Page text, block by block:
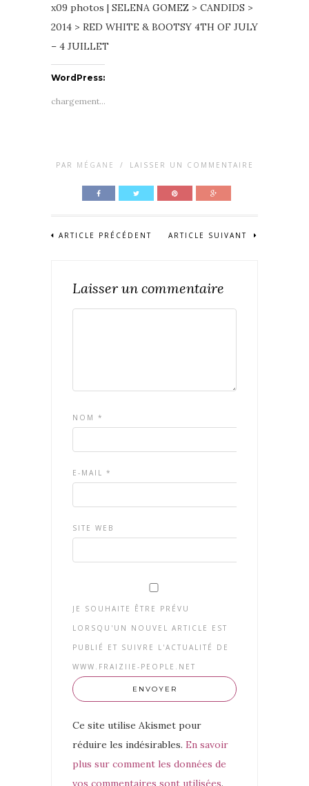
x09 photos | SELENA GOMEZ > CANDIDS >
2014 > RED WHITE & BOOTSY 4TH OF JULY
– 4 JUILLET
WordPress:
chargement…
PAR MÉGANE / LAISSER UN COMMENTAIRE
ARTICLE PRÉCÉDENT ARTICLE SUIVANT
Laisser un commentaire
NOM *
E-MAIL *
SITE WEB
JE SOUHAITE ÊTRE PRÉVU
LORSQU'UN NOUVEL ARTICLE EST
PUBLIÉ ET SUIVRE L'ACTUALITÉ DE
WWW.FRAIZIIE-PEOPLE.NET
Ce site utilise Akismet pour
réduire les indésirables. En savoir
plus sur comment les données de
vos commentaires sont utilisées.